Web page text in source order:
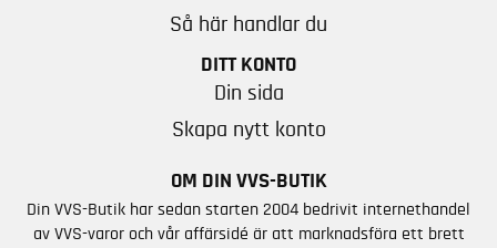
Så här handlar du
DITT KONTO
Din sida
Skapa nytt konto
OM DIN VVS-BUTIK
Din VVS-Butik har sedan starten 2004 bedrivit internethandel
av VVS-varor och vår affärsidé är att marknadsföra ett brett